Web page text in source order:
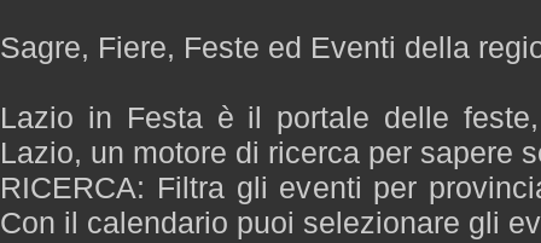
Sagre, Fiere, Feste ed Eventi della
Lazio in Festa è il portale delle
Lazio, un motore di ricerca per sapere
RICERCA: Filtra gli eventi per
Con il calendario puoi selezionare gli